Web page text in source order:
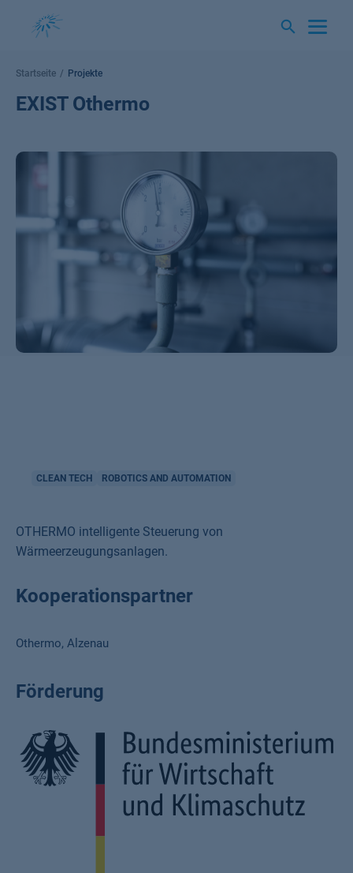
Startseite Projekte
EXIST Othermo
CLEAN TECH ROBOTICS AND AUTOMATION
OTHERMO intelligente Steuerung von
Wärmeerzeugungsanlagen.
Kooperationspartner
Othermo, Alzenau
Förderung